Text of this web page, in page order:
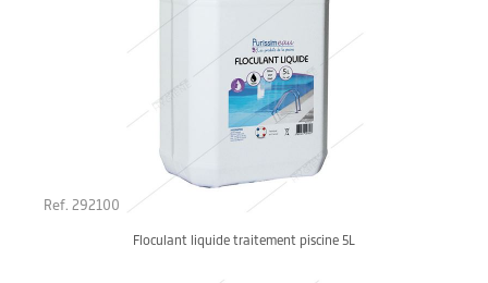
Ref. 292100
Floculant liquide traitement piscine 5L